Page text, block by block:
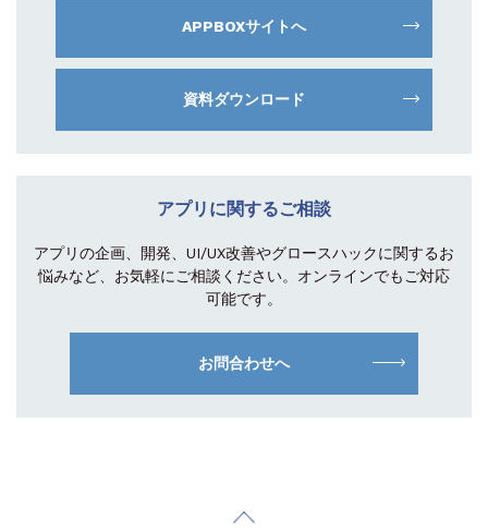
APPBOXサイトへ
資料ダウンロード
アプリに関するご相談
アプリの企画、開発、UI/UX改善やグロースハックに関するお
悩みなど、お気軽にご相談 ください。オンラインでもご対応
可能です。
お問合わせへ